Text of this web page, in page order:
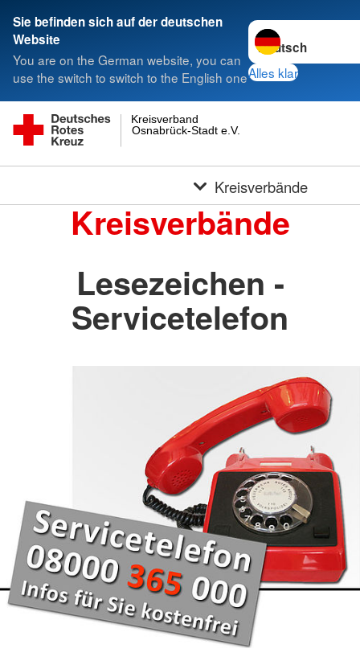
Sie befinden sich auf der deutschen
Website
You are on the German website, you can
use the switch to switch to the English one
Sprache wechseln
Alles klar
Osnabrück-Stadt e.V.
Kreisverband
Kreisverbände
Kreisverbände
Lesezeichen -
Servicetelefon